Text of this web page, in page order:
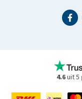
4.6uit 5